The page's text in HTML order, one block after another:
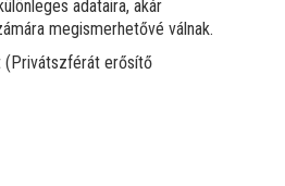
adataira, akár
megismerhetővé válnak.
(Privátszférát erősítő